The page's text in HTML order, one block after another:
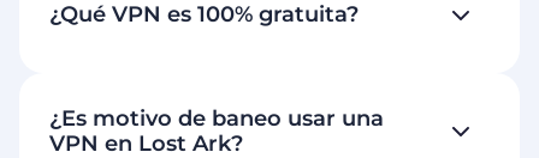
¿Qué VPN es 100% gratuita?
¿Es motivo de baneo usar una
VPN en Lost Ark?